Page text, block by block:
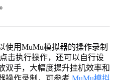
。
使用MuMu模拟器的操作录制
击执行操作，还可以自行设
双手，大幅度提升挂机效率和
操作录制，可参考 MuMu模拟